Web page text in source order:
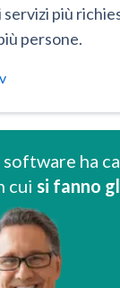
più
persone.
ha
cui si fanno